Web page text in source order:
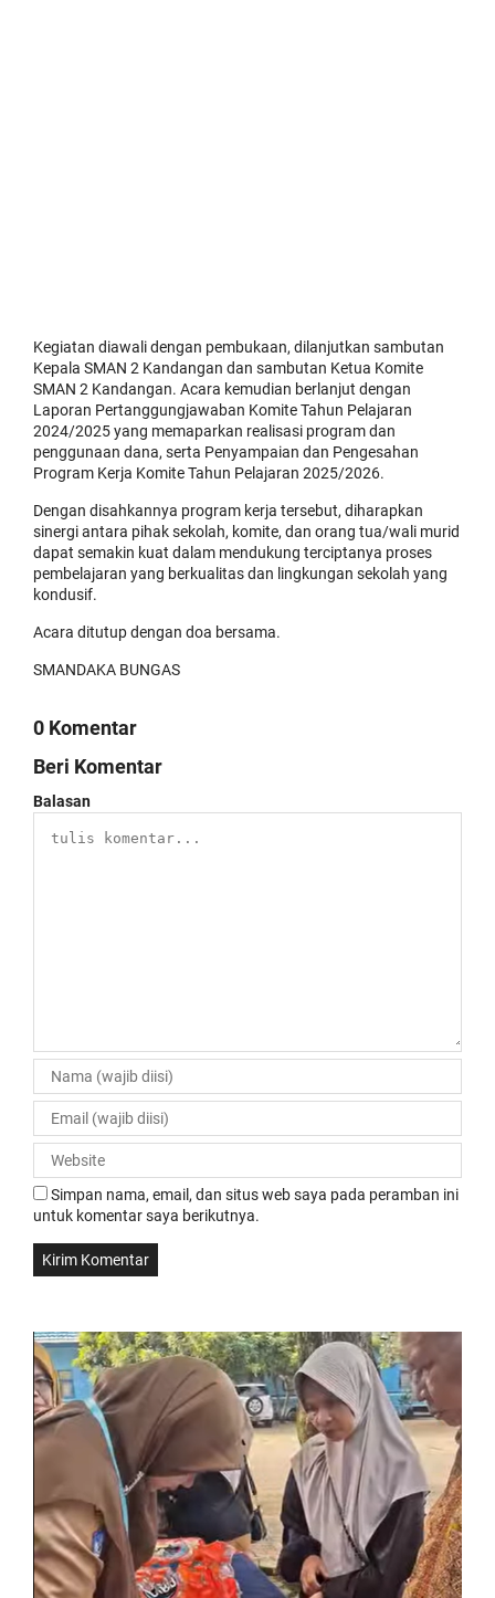
Kegiatan diawali dengan pembukaan, dilanjutkan sambutan
Kepala SMAN 2 Kandangan dan sambutan Ketua Komite
SMAN 2 Kandangan. Acara kemudian berlanjut dengan
Laporan Pertanggungjawaban Komite Tahun Pelajaran
2024/2025 yang memaparkan realisasi program dan
penggunaan dana, serta Penyampaian dan Pengesahan
Program Kerja Komite Tahun Pelajaran 2025/2026.
Dengan disahkannya program kerja tersebut, diharapkan
sinergi antara pihak sekolah, komite, dan orang tua/wali murid
dapat semakin kuat dalam mendukung terciptanya proses
pembelajaran yang berkualitas dan lingkungan sekolah yang
kondusif.
Acara ditutup dengan doa bersama.
SMANDAKA BUNGAS
0 Komentar
Beri Komentar
Balasan
Simpan nama, email, dan situs web saya pada peramban ini
untuk komentar saya berikutnya.